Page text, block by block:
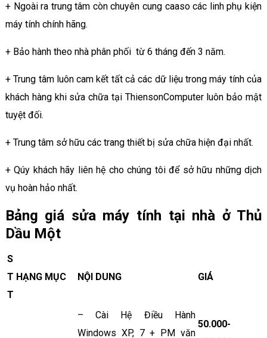
+ Ngoài ra trung tâm còn chuyên cung caaso các linh phụ kiện
máy tính chính hãng.
+ Bảo hành theo nhà phân phối từ 6 tháng đến 3 năm.
+ Trung tâm luôn cam kết tất cả các dữ liệu trong máy tính của
khách hàng khi sửa chữa tại ThiensonComputer luôn bảo mật
tuyệt đối.
+ Trung tâm sở hữu các trang thiết bị sửa chữa hiện đại nhất.
+ Qúy khách hãy liên hệ cho chúng tôi để sở hữu những dịch
vụ hoàn hảo nhất.
Bảng giá sửa máy tính tại nhà ở Thủ
Dầu Một
S
T
T
HẠNG MỤC NỘI DUNG GIÁ
– Cài Hệ Điều Hành
Windows XP, 7 + PM văn
50.000-